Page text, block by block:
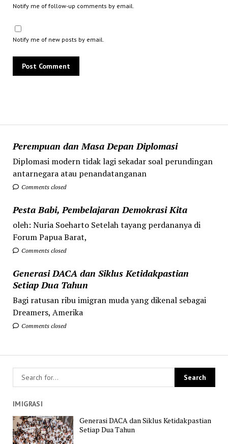
Perempuan dan Masa Depan Diplomasi
Diplomasi modern tidak lagi sekadar soal perundingan
antarnegara atau penandatanganan
Comments closed
Pesta Babi, Pembelajaran Demokrasi Kita
oleh: Nuria Soeharto Setelah tayang perdananya di
Forum Papua Barat,
Comments closed
Generasi DACA dan Siklus Ketidakpastian
Setiap Dua Tahun
Bagi ratusan ribu imigran muda yang dikenal sebagai
Dreamers, Amerika
Comments closed
Notify me of follow-up comments by email.
Notify me of new posts by email.
IMIGRASI
Generasi DACA dan Siklus Ketidakpastian
Setiap Dua Tahun